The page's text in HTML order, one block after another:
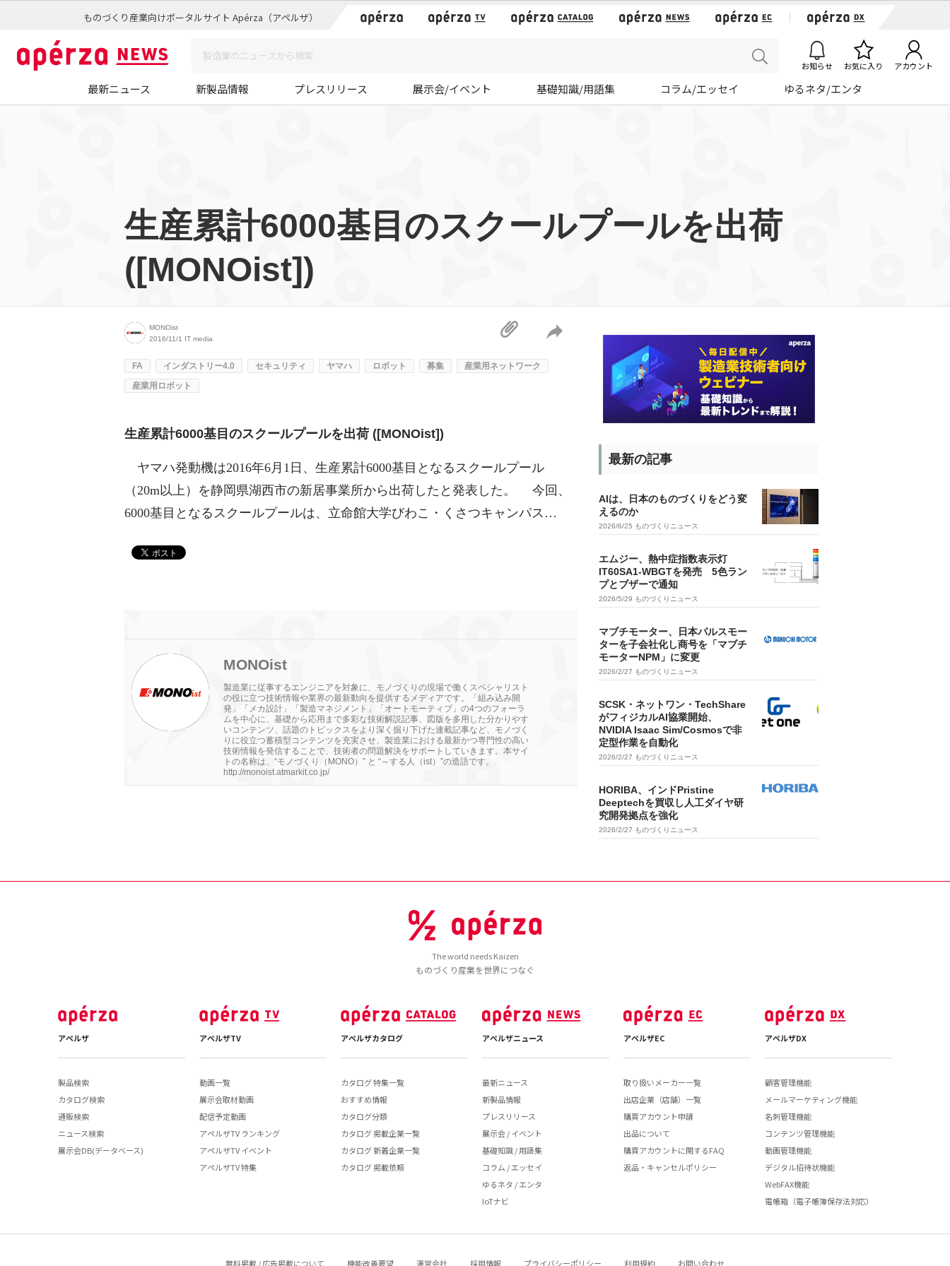
ものづくり産業向けポータルサイト Apérza（アペルザ）
お知らせ お気に入り アカウント
最新ニュース 新製品情報 プレスリリース 展示会/イベント 基礎知識/用語集 コラム/エッセイ ゆるネタ/エンタ
生産累計6000基目のスクールプールを出荷
([MONOist])
MONOist
2016/11/1 IT media
FA インダストリー4.0 セキュリティ ヤマハ ロボット 募集
産業用ネットワーク
産業用ロボット
生産累計6000基目のスクールプールを出荷 ([MONOist])
ヤマハ発動機は2016年6月1日、生産累計6000基目となるスクールプール
（20m以上）を静岡県湖西市の新居事業所から出荷したと発表した。 今回、
6000基目となるスクールプールは、立命館大学びわこ・くさつキャンパス…
MONOist
製造業に従事するエンジニアを対象に、モノづくりの現場で働くスペシャリスト
の役に立つ技術情報や業界の最新動向を提供するメディアです。「組み込み開
発」「メカ設計」「製造マネジメント」「オートモーティブ」の4つのフォーラ
ムを中心に、基礎から応用まで多彩な技術解説記事、図版を多用した分かりやす
いコンテンツ、話題のトピックスをより深く掘り下げた連載記事など、モノづく
りに役立つ蓄積型コンテンツを充実させ、製造業における最新かつ専門性の高い
技術情報を発信することで、技術者の問題解決をサポートしていきます。本サイ
トの名称は、“モノづくり（MONO）” と “～する人（ist）”の造語です。
http://monoist.atmarkit.co.jp/
最新の記事
AIは、日本のものづくりをどう変
えるのか
2026/6/25 ものづくりニュース
エムジー、熱中症指数表示灯
IT60SA1-WBGTを発売 5色ラン
プとブザーで通知
2026/5/29 ものづくりニュース
マブチモーター、日本パルスモー
ターを子会社化し商号を「マブチ
モーターNPM」に変更
2026/2/27 ものづくりニュース
SCSK・ネットワン・TechShare
がフィジカルAI協業開始、
NVIDIA Isaac Sim/Cosmosで非
定型作業を自動化
2026/2/27 ものづくりニュース
HORIBA、インドPristine
Deeptechを買収し人工ダイヤ研
究開発拠点を強化
2026/2/27 ものづくりニュース
The world needs Kaizen
ものづくり産業を世界につなぐ
アペルザ
製品検索
カタログ検索
通販検索
ニュース検索
展示会DB(データベース)
アペルザTV
動画一覧
展示会取材動画
配信予定動画
アペルザTV ランキング
アペルザTV イベント
アペルザTV 特集
アペルザカタログ
カタログ 特集一覧
おすすめ情報
カタログ分類
カタログ 掲載企業一覧
カタログ 新着企業一覧
カタログ 掲載依頼
アペルザニュース
最新ニュース
新製品情報
プレスリリース
展示会 / イベント
基礎知識 / 用語集
コラム / エッセイ
ゆるネタ / エンタ
IoTナビ
アペルザEC
取り扱いメーカー一覧
出店企業（店舗）一覧
購買アカウント申請
出品について
購買アカウントに関するFAQ
返品・キャンセルポリシー
アペルザDX
顧客管理機能
メールマーケティング機能
名刺管理機能
コンテンツ管理機能
動画管理機能
デジタル招待状機能
WebFAX機能
電帳箱（電子帳簿保存法対応）
無料掲載 / 広告掲載について 機能改善要望 運営会社 採用情報 プライバシーポリシー 利用規約 お問い合わせ